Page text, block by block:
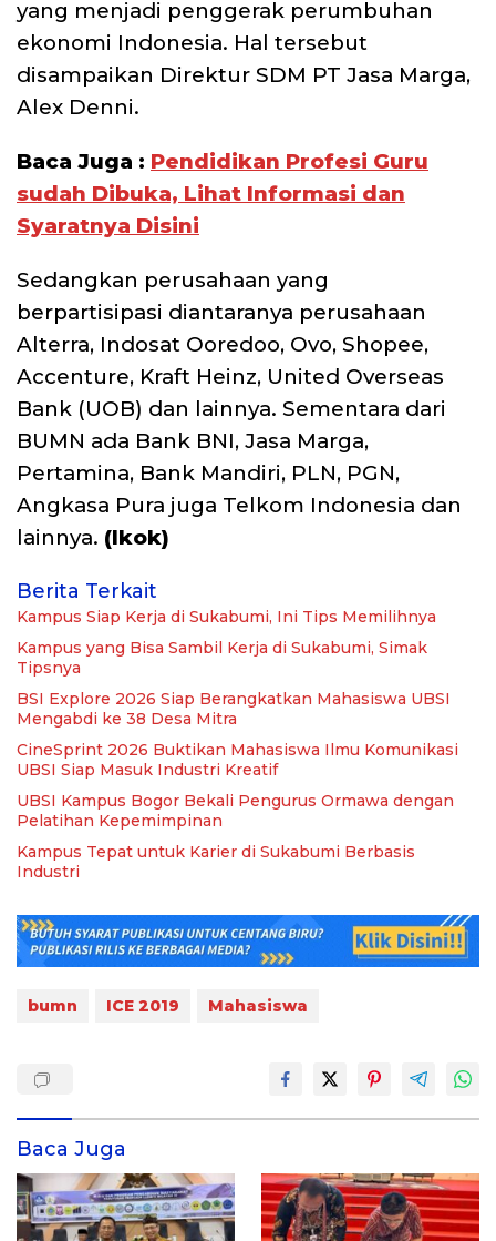
yang menjadi penggerak perumbuhan
ekonomi Indonesia. Hal tersebut
disampaikan Direktur SDM PT Jasa Marga,
Alex Denni.
Baca Juga : Pendidikan Profesi Guru
sudah Dibuka, Lihat Informasi dan
Syaratnya Disini
Sedangkan perusahaan yang
berpartisipasi diantaranya perusahaan
Alterra, Indosat Ooredoo, Ovo, Shopee,
Accenture, Kraft Heinz, United Overseas
Bank (UOB) dan lainnya. Sementara dari
BUMN ada Bank BNI, Jasa Marga,
Pertamina, Bank Mandiri, PLN, PGN,
Angkasa Pura juga Telkom Indonesia dan
lainnya. (Ikok)
Berita Terkait
Kampus Siap Kerja di Sukabumi, Ini Tips Memilihnya
Kampus yang Bisa Sambil Kerja di Sukabumi, Simak
Tipsnya
BSI Explore 2026 Siap Berangkatkan Mahasiswa UBSI
Mengabdi ke 38 Desa Mitra
CineSprint 2026 Buktikan Mahasiswa Ilmu Komunikasi
UBSI Siap Masuk Industri Kreatif
UBSI Kampus Bogor Bekali Pengurus Ormawa dengan
Pelatihan Kepemimpinan
Kampus Tepat untuk Karier di Sukabumi Berbasis
Industri
bumn ICE 2019 Mahasiswa
Baca Juga